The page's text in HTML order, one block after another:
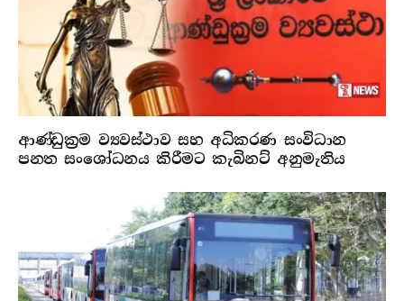
ආණ්ඩුක්‍රම ව්‍යවස්ථාව සහ අධිකරණ සංවිධාන
පනත සංශෝධනය කිරීමට කැබිනට් අනුමැතිය